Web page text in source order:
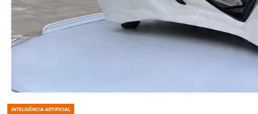
POSTED
INTELIGÊNCIA ARTIFICIAL